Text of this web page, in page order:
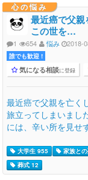
心の悩み
最近癌で父
この世を…
1 654 悩み 2018-
誰でも歓迎 !
気になる相談に登録
最近癌で父親を亡く
旅立ってしまいまし
には、辛い所を見せ
大学生 955 家族と
葬式 12